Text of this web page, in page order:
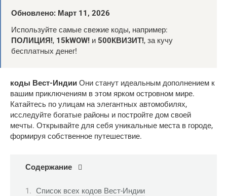
Обновлено: Март 11, 2026
Используйте самые свежие коды, например:
ПОЛИЦИЯ!, 15kWOW! и 500КВИЗИТ!, за кучу
бесплатных денег!
коды Вест-Индии Они станут идеальным дополнением к
вашим приключениям в этом ярком островном мире.
Катайтесь по улицам на элегантных автомобилях,
исследуйте богатые районы и постройте дом своей
мечты. Открывайте для себя уникальные места в городе,
формируя собственное путешествие.
Содержание
Список всех кодов Вест-Индии